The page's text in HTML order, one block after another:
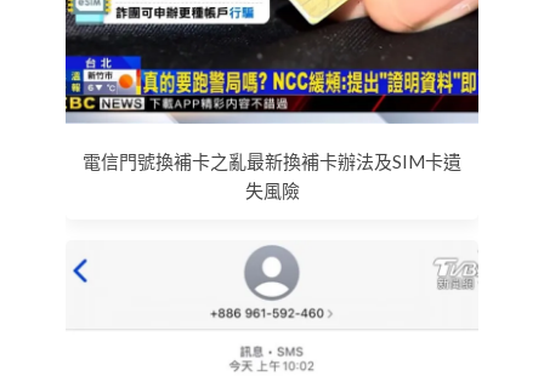
電信門號換補卡之亂最新換補卡辦法及SIM卡遺
失風險